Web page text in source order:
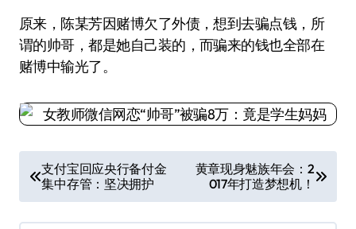
原来，陈某芳因赌博欠了外债，想到去骗点钱，所
谓的帅哥，都是她自己装的，而骗来的钱也全部在
赌博中输光了。
章
导
支付宝回应央行备付金
集中存管：坚决拥护
黄章现身魅族年会：2
017年打造梦想机！